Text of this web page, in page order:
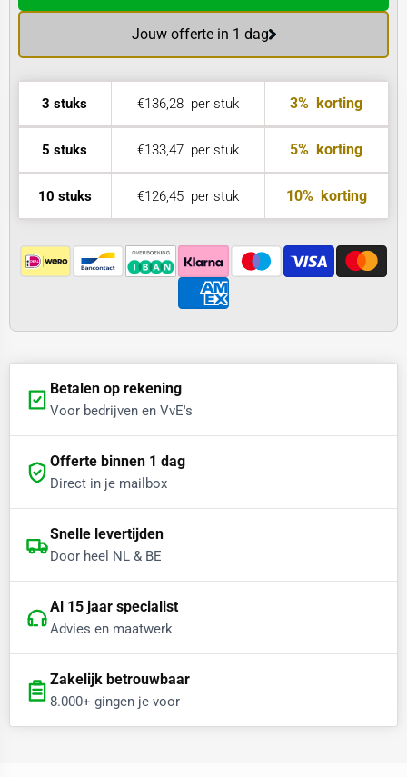
Jouw offerte in 1 dag
3 stuks €136,28per stuk 3% korting
5 stuks €133,47per stuk 5% korting
10 stuks €126,45per stuk 10%korting
Betalen op rekening
Voor bedrijven en VvE's
Offerte binnen 1 dag
Direct in je mailbox
Snelle levertijden
Door heel NL & BE
Al 15 jaar specialist
Advies en maatwerk
Zakelijk betrouwbaar
8.000+ gingen je voor